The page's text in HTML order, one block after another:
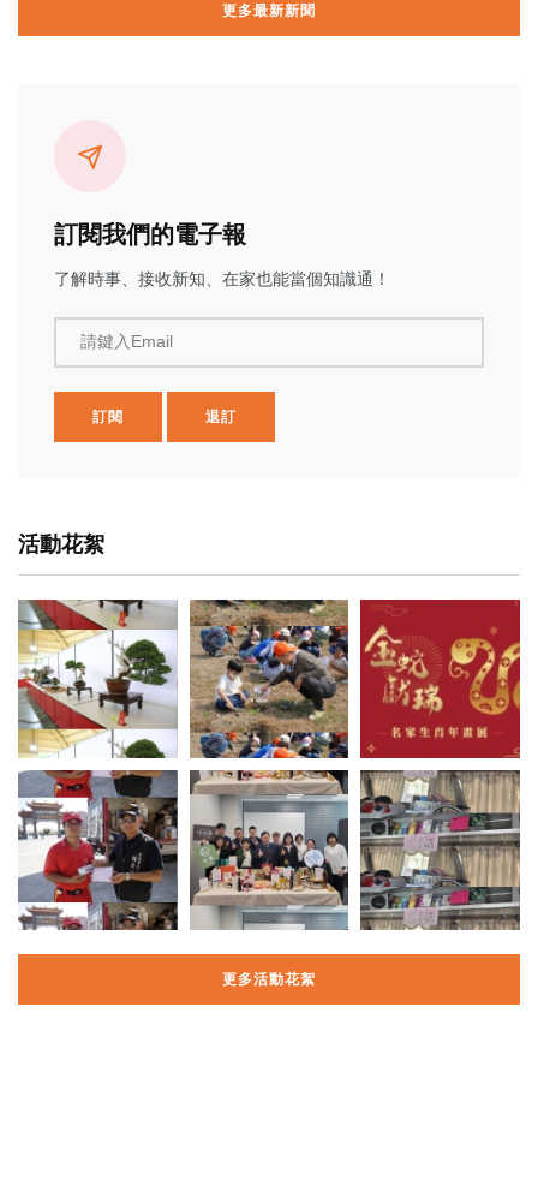
更多最新新聞
訂閱我們的電子報
了解時事、接收新知、在家也能當個知識通！
請鍵入Email
訂閱 退訂
活動花絮
更多活動花絮